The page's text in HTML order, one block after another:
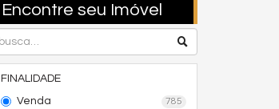
Encontre seu Imóvel
FINALIDADE
Venda
785